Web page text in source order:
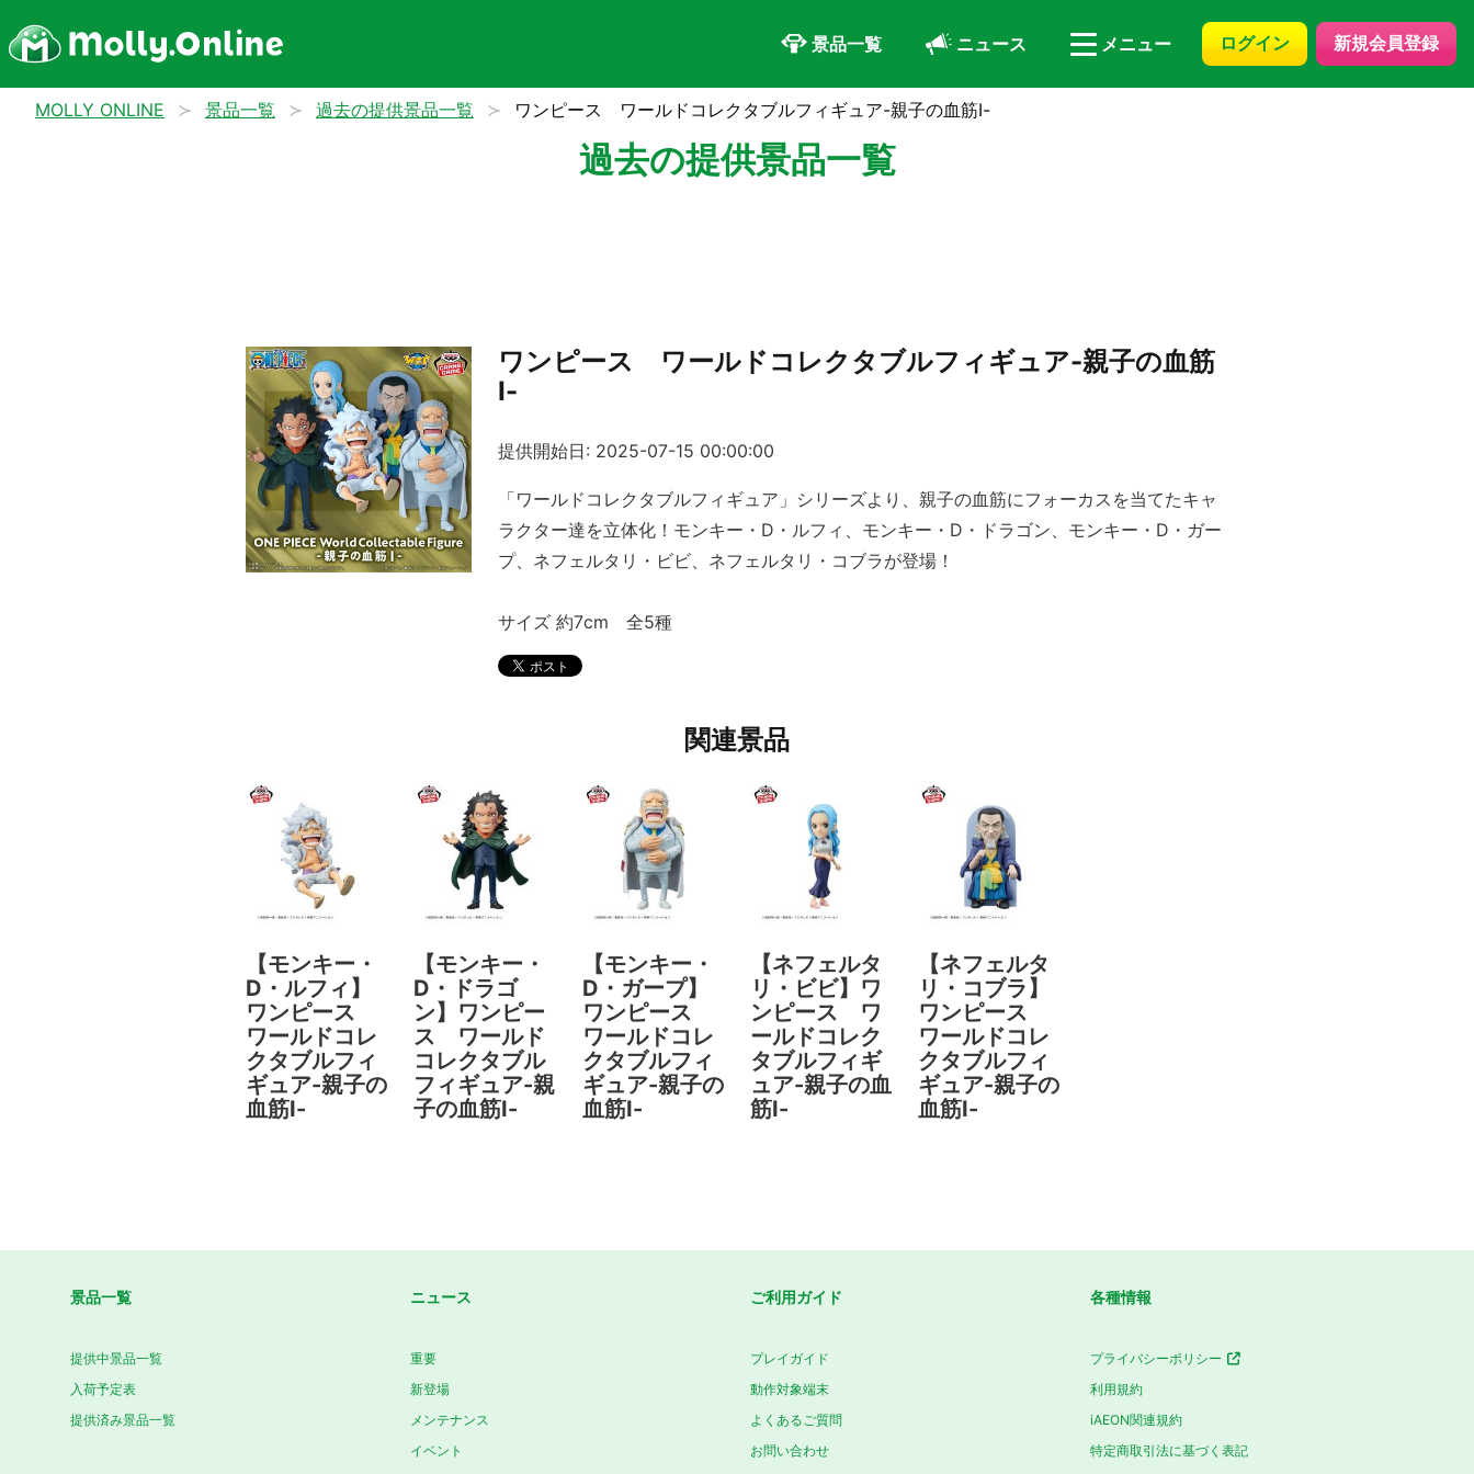
景品一覧 ニュース メニュー ログイン 新規会員登録
MOLLY ONLINE 景品一覧 過去の提供景品一覧 ワンピース ワールドコレクタブルフィギュア-親子の血筋Ⅰ-
過去の提供景品一覧
ワンピース ワールドコレクタブルフィギュア-親子の血筋
Ⅰ-
提供開始日: 2025-07-15 00:00:00
「ワールドコレクタブルフィギュア」シリーズより、親子の血筋にフォーカスを当てたキャ
ラクター達を立体化！モンキー・D・ルフィ、モンキー・D・ドラゴン、モンキー・D・ガー
プ、ネフェルタリ・ビビ、ネフェルタリ・コブラが登場！
サイズ 約7cm 全5種
関連景品
【モンキー・
D・ルフィ】
ワンピース
ワールドコレ
クタブルフィ
ギュア-親子の
血筋Ⅰ-
【モンキー・
D・ドラゴ
ン】ワンピー
ス ワールド
コレクタブル
フィギュア-親
子の血筋Ⅰ-
【モンキー・
D・ガープ】
ワンピース
ワールドコレ
クタブルフィ
ギュア-親子の
血筋Ⅰ-
【ネフェルタ
リ・ビビ】ワ
ンピース ワ
ールドコレク
タブルフィギ
ュア-親子の血
筋Ⅰ-
【ネフェルタ
リ・コブラ】
ワンピース
ワールドコレ
クタブルフィ
ギュア-親子の
血筋Ⅰ-
景品一覧
提供中景品一覧
入荷予定表
提供済み景品一覧
ニュース
重要
新登場
メンテナンス
イベント
ご利用ガイド
プレイガイド
動作対象端末
よくあるご質問
お問い合わせ
各種情報
プライバシーポリシー
利用規約
iAEON関連規約
特定商取引法に基づく表記